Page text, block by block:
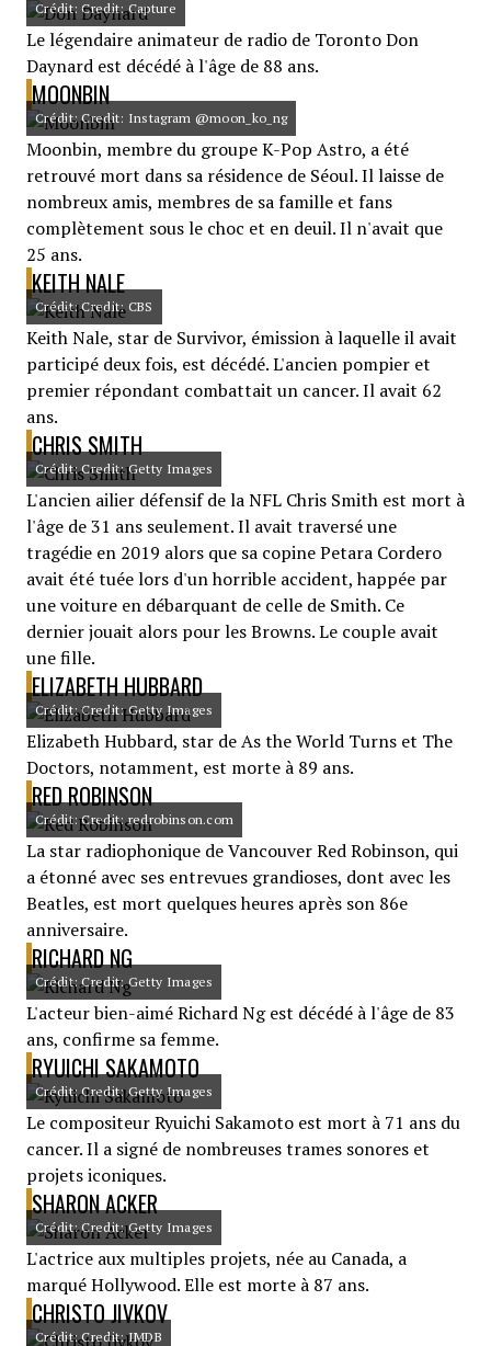
Crédit: Credit: Capture
Le légendaire animateur de radio de Toronto Don
Daynard est décédé à l'âge de 88 ans.
MOONBIN
Crédit: Credit: Instagram @moon_ko_ng
Moonbin, membre du groupe K-Pop Astro, a été
retrouvé mort dans sa résidence de Séoul. Il laisse de
nombreux amis, membres de sa famille et fans
complètement sous le choc et en deuil. Il n'avait que
25 ans.
KEITH NALE
Crédit: Credit: CBS
Keith Nale, star de Survivor, émission à laquelle il avait
participé deux fois, est décédé. L'ancien pompier et
premier répondant combattait un cancer. Il avait 62
ans.
CHRIS SMITH
Crédit: Credit: Getty Images
L'ancien ailier défensif de la NFL Chris Smith est mort à
l'âge de 31 ans seulement. Il avait traversé une
tragédie en 2019 alors que sa copine Petara Cordero
avait été tuée lors d'un horrible accident, happée par
une voiture en débarquant de celle de Smith. Ce
dernier jouait alors pour les Browns. Le couple avait
une fille.
ELIZABETH HUBBARD
Crédit: Credit: Getty Images
Elizabeth Hubbard, star de As the World Turns et The
Doctors, notamment, est morte à 89 ans.
RED ROBINSON
Crédit: Credit: redrobinson.com
La star radiophonique de Vancouver Red Robinson, qui
a étonné avec ses entrevues grandioses, dont avec les
Beatles, est mort quelques heures après son 86e
anniversaire.
RICHARD NG
Crédit: Credit: Getty Images
L'acteur bien-aimé Richard Ng est décédé à l'âge de 83
ans, confirme sa femme.
RYUICHI SAKAMOTO
Crédit: Credit: Getty Images
Le compositeur Ryuichi Sakamoto est mort à 71 ans du
cancer. Il a signé de nombreuses trames sonores et
projets iconiques.
SHARON ACKER
Crédit: Credit: Getty Images
L'actrice aux multiples projets, née au Canada, a
marqué Hollywood. Elle est morte à 87 ans.
CHRISTO JIVKOV
Crédit: Credit: IMDB